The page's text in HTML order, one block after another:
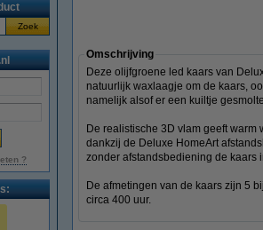
Zoek
?
Omschrijving
Deze olijfgroene led kaars van
natuurlijk waxlaagje om de kaars,
namelijk alsof er een kuiltje
De realistische 3D vlam geeft
dankzij de Deluxe HomeArt
zonder afstandsbediening de kaars
De afmetingen van de kaars zijn 5
circa 400 uur.